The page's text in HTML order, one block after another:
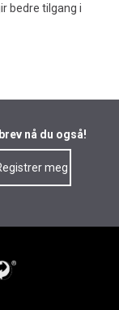
bedre tilgang i
nå du også!